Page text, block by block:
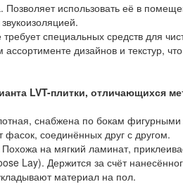
использовать её в
специальных средств для
дизайнов и текстур,
LVT-плитки, отличающихся
снабжена по бокам
фасок, соединённых друг с другом.
на мягкий ламинат,
Lay). Держится за счёт
материал на пол.